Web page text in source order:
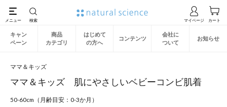
キャン
ペーン
商品
カテゴリ
はじめて
の方へ
コンテンツ
会社に
ついて
お知らせ
ママ＆キッズ
ママ＆キッズ 肌にやさしいベビーコンビ肌着
50-60cm（月齢目安：0-3か月）